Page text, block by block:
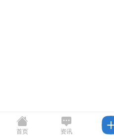
首页 资讯